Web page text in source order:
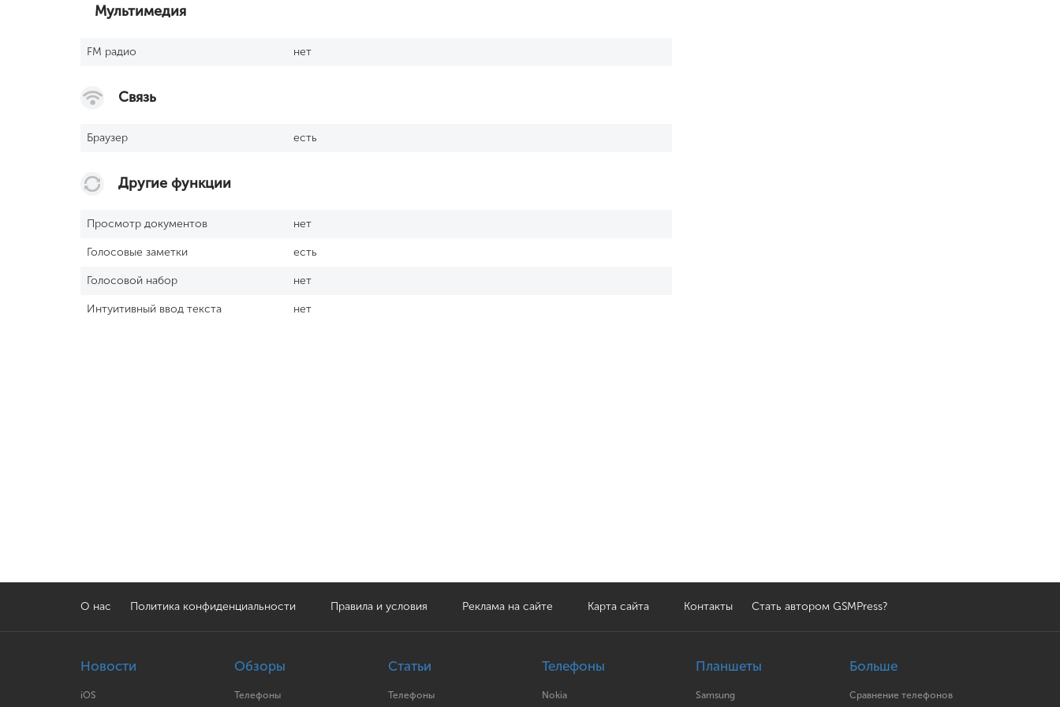
Мультимедия
FM радио нет
Связь
Браузер есть
Другие функции
Просмотр документов нет
Голосовые заметки есть
Голосовой набор нет
Интуитивный ввод текста нет
О нас Политика конфиденциальности Правила и условия Реклама на сайте Карта сайта Контакты Стать автором GSMPress?
Новости
iOS
Обзоры
Телефоны
Статьи
Телефоны
Телефоны
Nokia
Планшеты
Samsung
Больше
Сравнение телефонов